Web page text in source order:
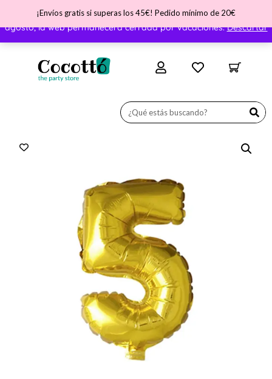
¡Nos vamos de vacaciones! ATENCIÓN - Del día 31 de julio al 11 de
agosto, la web permanecerá cerrada por vacaciones.Descartar
¡Envíos gratis si superas los 45€! Pedido mínimo de 20€